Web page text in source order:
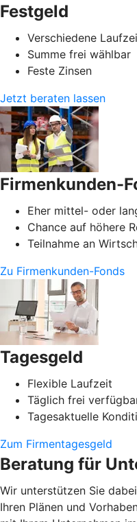
Festgeld
Verschiedene
Summe frei wählbar
Feste Zinsen
Jetzt beraten lassen
Firmenkunden-
Eher mittel- oder
Chance auf höhere
Teilnahme an
Zu Firmenkunden-Fonds
Tagesgeld
Flexible Laufzeit
Täglich frei
Tagesaktuelle
Zum Firmentagesgeld
Beratung für
Wir unterstützen Sie
Ihren Plänen und